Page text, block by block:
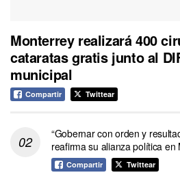
Monterrey realizará 400
cataratas gratis junto al
municipal
Compartir Twittear
“Gobernar con orden y
reafirma su alianza política en
Compartir Twittear